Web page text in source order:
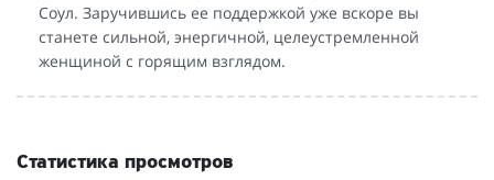
Соул. Заручившись ее поддержкой уже вскоре вы
станете сильной, энергичной, целеустремленной
женщиной с горящим взглядом.
Статистика просмотров